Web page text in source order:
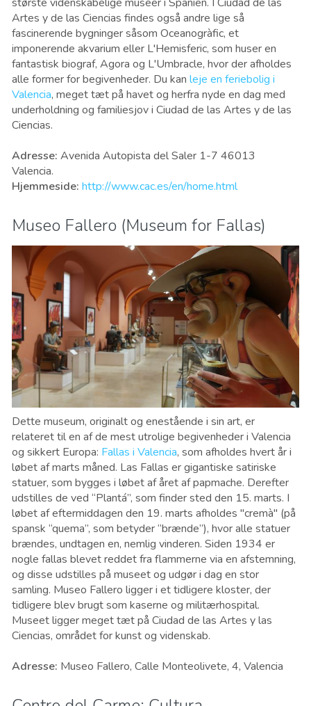
Artes y de las Ciencias findes også andre lige så
fascinerende bygninger såsom Oceanogràfic, et
imponerende akvarium eller L'Hemisferic, som huser en
fantastisk biograf, Agora og L'Umbracle, hvor der afholdes
alle former for begivenheder. Du kan leje en feriebolig i
Valencia, meget tæt på havet og herfra nyde en dag med
underholdning og familiesjov i Ciudad de las Artes y de las
Ciencias.
Adresse: Avenida Autopista del Saler 1-7 46013
Valencia.
Hjemmeside: http://www.cac.es/en/home.html
Museo Fallero (Museum for Fallas)
Dette museum, originalt og enestående i sin art, er
relateret til en af ​​de mest utrolige begivenheder i Valencia
og sikkert Europa: Fallas i Valencia, som afholdes hvert år i
løbet af marts måned. Las Fallas er gigantiske satiriske
statuer, som bygges i løbet af året af papmache. Derefter
udstilles de ved “Plantá”, som finder sted den 15. marts. I
løbet af eftermiddagen den 19. marts afholdes "cremà" (på
spansk “quema”, som betyder “brænde”), hvor alle statuer
brændes, undtagen en, nemlig vinderen. Siden 1934 er
nogle fallas blevet reddet fra flammerne via en afstemning,
og disse udstilles på museet og udgør i dag en stor
samling. Museo Fallero ligger i et tidligere kloster, der
tidligere blev brugt som kaserne og militærhospital.
Museet ligger meget tæt på Ciudad de las Artes y las
Ciencias, området for kunst og videnskab.
Adresse: Museo Fallero, Calle Monteolivete, 4, Valencia